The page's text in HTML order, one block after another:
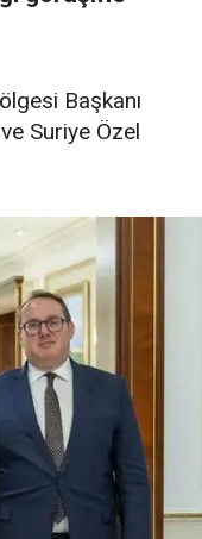
Başkanı
Suriye Özel